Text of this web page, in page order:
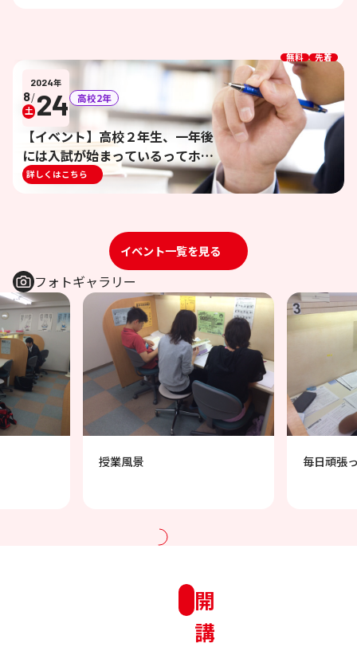
2024年
8/ 24
土
高校2年
【イベント】高校２年生、一年後
には入試が始まっているってホン
ト！？｜常盤教室
詳しくはこちら
無料 先着
イベント一覧を見る
フォトギャラリー
授業風景 毎日頑張
開
講